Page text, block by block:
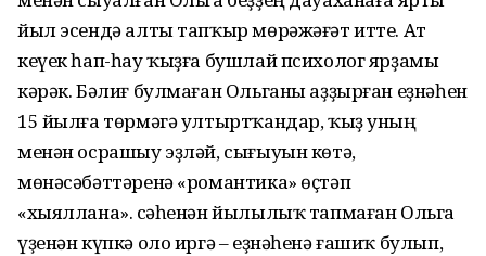
йыл эсендә алты тапҡыр мөрәжәғәт итте. Ат
кеүек һап-һау ҡыҙға бушлай психолог ярҙамы
кәрәк. Бәлиғ булмаған Ольганы аҙҙырған еҙнәһен
15 йылға төрмәгә ултыртҡандар, ҡыҙ уның
менән осрашыу эҙләй, сығыуын көтә,
мөнәсәбәттәренә «романтика» өҫтәп
«хыяллана». Әсәһенән йылылыҡ тапмаған Ольга
үҙенән күпкә оло иргә – еҙнәһенә ғашиҡ булып,